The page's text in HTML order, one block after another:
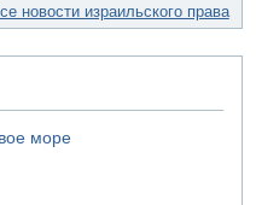
новости израильского права
море